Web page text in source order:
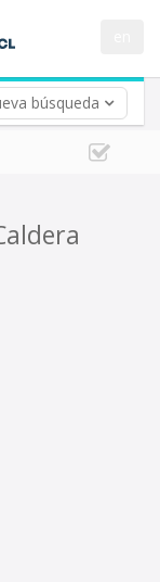
búsqueda